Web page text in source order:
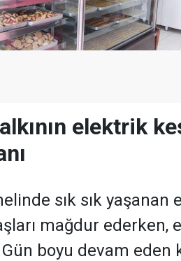
elektrik
sık sık
mağdur ederken,
Gün boyu devam